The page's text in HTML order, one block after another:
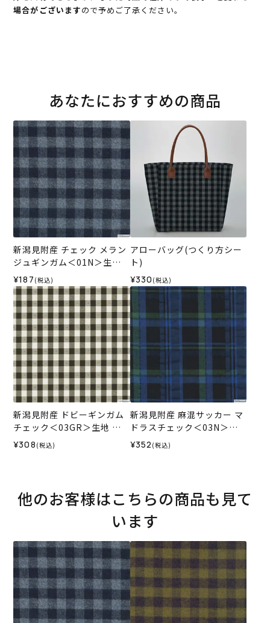
場合がございますので予めご了承ください。
あなたにおすすめの商品
新潟見附産 チェック メラン
ジュギンガム＜01N＞生地
ホビーラホビーレデザイン
コレクション
¥187 (税込)
アローバッグ(つくり方シー
ト)
¥330 (税込)
新潟見附産 ドビーギンガム
チェック＜03GR＞生地 ホ
ビーラホビーレデザインコ
レクション
¥308 (税込)
新潟見附産 麻混サッカー マ
ドラスチェック＜03N＞生
地 ホビーラホビーレデザイ
ンコレクション
¥352 (税込)
他のお客様はこちらの商品も見て
います